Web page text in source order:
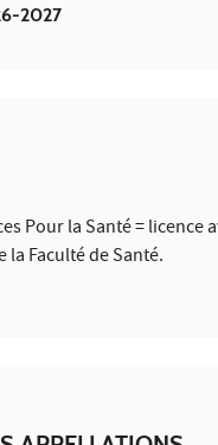
2027
Pour la Santé = licence
la Faculté de Santé.